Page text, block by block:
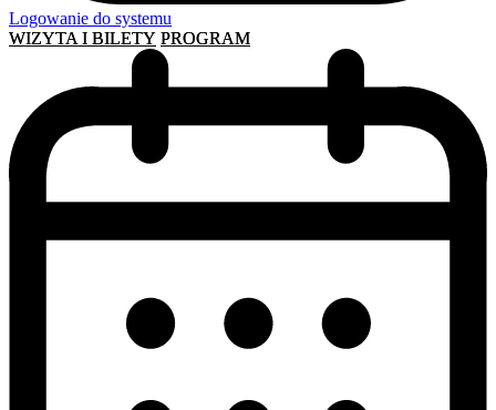
Logowanie do systemu
WIZYTA I BILETY PROGRAM